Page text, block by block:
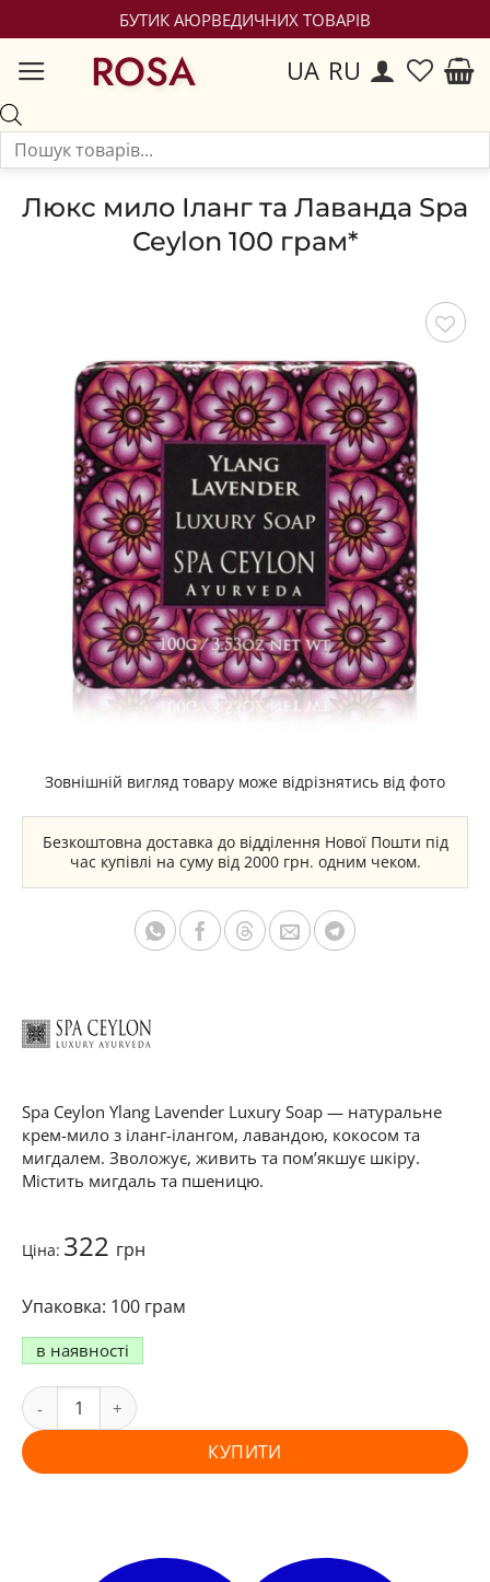
БУТИК АЮРВЕДИЧНИХ ТОВАРІВ
ROSA UA RU
Люкс мило Іланг та Лаванда Spa
Ceylon 100 грам*
Зберегти
Зовнішній вигляд товару може відрізнятись від фото
Безкоштовна доставка до відділення Нової Пошти під
час купівлі на суму від 2000 грн. одним чеком.
Spa Ceylon Ylang Lavender Luxury Soap — натуральне
крем-мило з іланг-ілангом, лавандою, кокосом та
мигдалем. Зволожує, живить та пом’якшує шкіру.
Містить мигдаль та пшеницю.
Ціна: 322 грн
100 грам
в наявності
КУПИТИ